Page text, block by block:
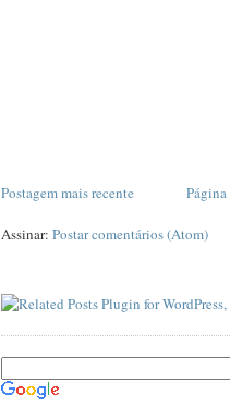
Postagem mais recente
Assinar: Postar comentários (Atom)